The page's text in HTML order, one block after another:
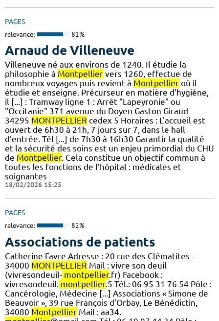
PAGES
relevance: 81%
Arnaud de Villeneuve
Villeneuve né aux environs de 1240. Il étudie la
philosophie à Montpellier vers 1260, effectue de
nombreux voyages puis revient à Montpellier où il
étudie et enseigne. Précurseur en matière d'hygiène,
il [...] : Tramway ligne 1 : Arrêt "Lapeyronie" ou
"Occitanie" 371 avenue du Doyen Gaston Giraud
34295 MONTPELLIER cedex 5 Horaires : L'accueil est
ouvert de 6h30 à 21h, 7 jours sur 7, dans le hall
d’entrée. Tél [...] de 7h30 à 16h30 Garantir la qualité
et la sécurité des soins est un enjeu primordial du CHU
de Montpellier. Cela constitue un objectif commun à
toutes les fonctions de l’hôpital : médicales et
soignantes
18/02/2026 15:25
PAGES
relevance: 82%
Associations de patients
Catherine Favre Adresse : 20 rue des Clématites -
34000 MONTPELLIER Mail : vivre son deuil
(vivresondeuil- montpellier.fr) Facebook :
vivresondeuil. montpellier.5 Tél.: 06 95 31 76 54 Pôle :
Cancérologie, Médecine [...] Associations « Simone de
Beauvoir », 39 rue François d’Orbay, Le Bénédictin,
34080 Montpellier Mail : aa34.